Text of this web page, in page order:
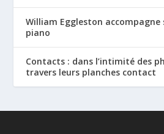
William Eggleston accompagne
piano
Contacts : dans l’intimité des
travers leurs planches contact